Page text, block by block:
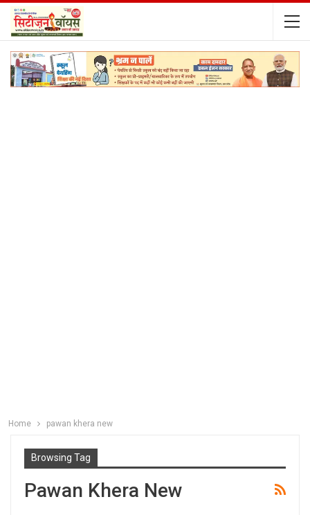
Home pawan khera new
Browsing Tag
Pawan Khera New